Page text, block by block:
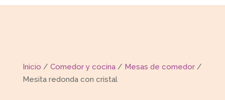
Inicio / Comedor y cocina/ Mesas de comedor/
Mesita redonda con cristal